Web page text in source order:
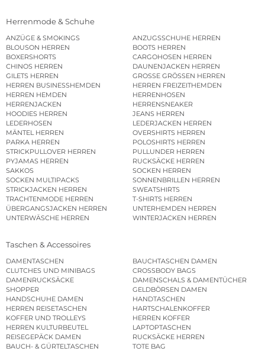
Herrenmode & Schuhe
ANZÜGE & SMOKINGS
ANZUGSSCHUHE HERREN
BLOUSON HERREN
BOOTS HERREN
BOXERSHORTS
CARGOHOSEN HERREN
CHINOS HERREN
DAUNENJACKEN HERREN
GILETS HERREN
GROSSE GRÖSSEN HERREN
HERREN BUSINESSHEMDEN
HERREN FREIZEITHEMDEN
HERREN HEMDEN
HERRENHOSEN
HERRENJACKEN
HERRENSNEAKER
HOODIES HERREN
JEANS HERREN
LEDERHOSEN
LEDERJACKEN HERREN
MÄNTEL HERREN
OVERSHIRTS HERREN
PARKA HERREN
POLOSHIRTS HERREN
STRICKPULLOVER HERREN
PULLUNDER HERREN
PYJAMAS HERREN
RUCKSÄCKE HERREN
SAKKOS
SOCKEN HERREN
SOCKEN MULTIPACKS
SONNENBRILLEN HERREN
STRICKJACKEN HERREN
SWEATSHIRTS
TRACHTENMODE HERREN
T-SHIRTS HERREN
ÜBERGANGSJACKEN HERREN
UNTERHEMDEN HERREN
UNTERWÄSCHE HERREN
WINTERJACKEN HERREN
Taschen & Accessoires
DAMENTASCHEN
BAUCHTASCHEN DAMEN
CLUTCHES UND MINIBAGS
CROSSBODY BAGS
DAMENRUCKSÄCKE
DAMENSCHALS & DAMENTÜCHER
SHOPPER
GELDBÖRSEN DAMEN
HANDSCHUHE DAMEN
HANDTASCHEN
HERREN REISETASCHEN
HARTSCHALENKOFFER
KOFFER UND TROLLEYS
HERREN KOFFER
HERREN KULTURBEUTEL
LAPTOPTASCHEN
REISEGEPÄCK DAMEN
RUCKSÄCKE HERREN
BAUCH- & GÜRTELTASCHEN
TOTE BAG